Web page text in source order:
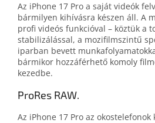
Az iPhone 17 Pro a saját videók
bár­milyen ki­hívásra készen áll. A
profi videós funkció­val – köztük a
stabilizálás­sal, a mozi­film­szintű
ipar­ban bevett
bár­mikor hozzá­fér­hető komoly
kezedbe.
ProRes RAW.
Az iPhone 17 Pro az